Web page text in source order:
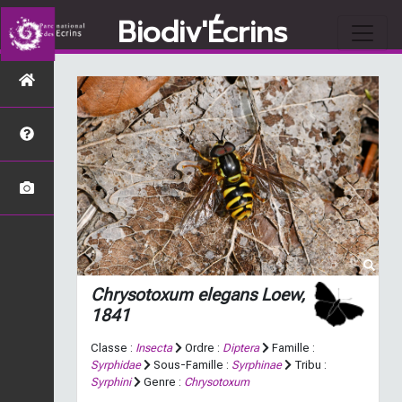
Biodiv'Écrins
Chrysotoxum elegansLoew,
1841
Classe : Insecta Ordre : Diptera
Famille :
Syrphidae
Sous-Famille : Syrphinae
Tribu :
Syrphini
Genre : Chrysotoxum